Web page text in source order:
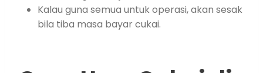
Kalau guna semua untuk operasi, akan sesak
bila tiba masa bayar cukai.